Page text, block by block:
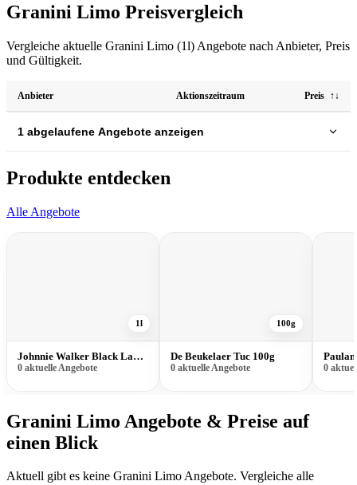
Granini Limo Preisvergleich
Vergleiche aktuelle Granini Limo (1l) Angebote nach Anbieter, Preis
und Gültigkeit.
Anbieter Aktionszeitraum Preis ↑↓
1 abgelaufene Angebote anzeigen
Produkte entdecken
Alle Angebote
1l
Johnnie Walker Black Label 1l
0 aktuelle Angebote
100g
De Beukelaer Tuc 100g
0 aktuelle Angebote 0
Granini Limo Angebote & Preise auf
einen Blick
Aktuell gibt es keine Granini Limo Angebote. Vergleiche alle